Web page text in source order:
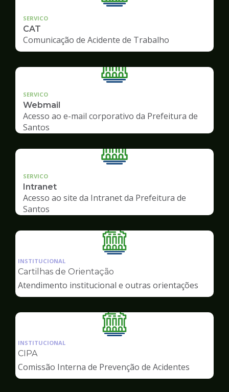
SERVICO
CAT
Comunicação de Acidente de Trabalho
SERVICO
Webmail
Acesso ao e-mail corporativo da Prefeitura de
Santos
SERVICO
Intranet
Acesso ao site da Intranet da Prefeitura de
Santos
Ilustração
da
de
Servidor
INSTITUCIONAL
Cartilhas de Orientação
Atendimento institucional e outras orientações
Ilustração
da
Servidor
INSTITUCIONAL
CIPA
Comissão Interna de Prevenção de Acidentes